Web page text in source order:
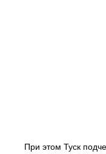
При этом Туск